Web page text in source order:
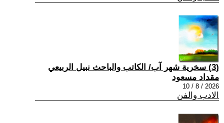
(3) سخرية شهر آب/ الكاتب والباحث نبيل الربيعي
مقداد مسعود
2026 / 8 / 10
الادب والفن